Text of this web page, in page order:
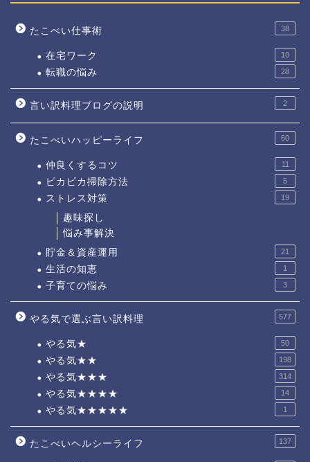
たこべい仕事術 38
在宅ワーク 10
転職の悩み 28
言い訳料理ブログの説明 2
たこべいハッピーライフ 60
仲良くするコツ 11
ピカピカ掃除方法 5
ストレス対策 19
趣味探し
悩み事解決
貯金＆資産運用
21
生活の知恵 1
子育ての悩み 3
やる気で選ぶ言い訳料理 577
やる気★ 50
やる気★★ 198
やる気★★★ 314
やる気★★★★ 14
やる気★★★★★ 1
たこべいヘルシーライフ 137